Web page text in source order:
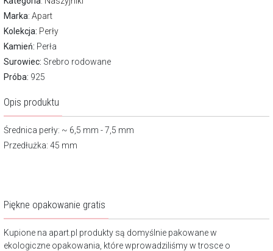
Marka: Apart
Kolekcja: Perły
Kamień: Perła
Surowiec: Srebro rodowane
Próba: 925
Opis produktu
Średnica perły: ~ 6,5 mm - 7,5 mm
Przedłużka: 45 mm
Piękne opakowanie gratis
Kupione na apart.pl produkty są domyślnie pakowane w
ekologiczne opakowania, które wprowadziliśmy w trosce o